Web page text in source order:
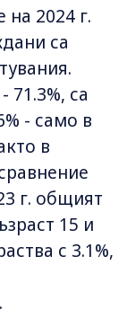
на 2024 г.
са
71.3%, са
- само в
в
г. общият
15 и
с 3.1%,